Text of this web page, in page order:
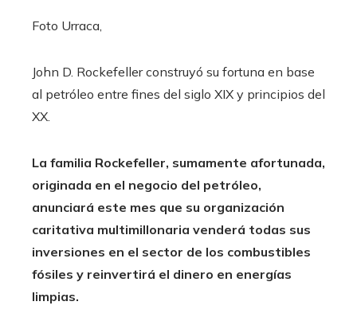
Foto Urraca,
John D. Rockefeller construyó su fortuna en base
al petróleo entre fines del siglo XIX y principios del
XX.
La familia Rockefeller, sumamente afortunada,
originada en el negocio del petróleo,
anunciará este mes que su organización
caritativa multimillonaria venderá todas sus
inversiones en el sector de los combustibles
fósiles y reinvertirá el dinero en energías
limpias.